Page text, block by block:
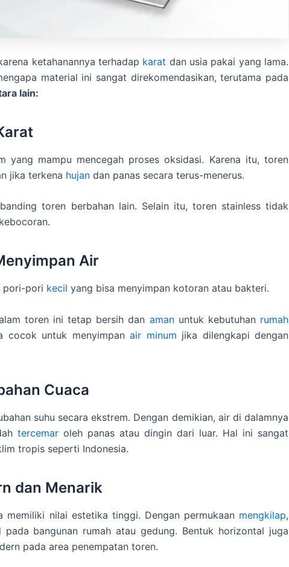
ketahanannya terhadap karat dan usia pakai yang lama.
material ini sangat direkomendasikan, terutama pada
lain:
yang mampu mencegah proses oksidasi. Karena itu, toren
jika terkena hujan dan panas secara terus-menerus.
toren berbahan lain. Selain itu, toren stainless tidak
Air
pori-pori kecil yang bisa menyimpan kotoran atau bakteri.
toren ini tetap bersih dan amanuntuk kebutuhan rumah
cocok untuk menyimpan air minum jika dilengkapi dengan
Cuaca
suhu secara ekstrem. Dengan demikian, air di dalamnya
tercemar oleh panas atau dingin dari luar. Hal ini sangat
tropis seperti Indonesia.
dan Menarik
memiliki nilai estetika tinggi. Dengan permukaan mengkilap,
bangunan rumah atau gedung. Bentuk horizontal juga
pada area penempatan toren.